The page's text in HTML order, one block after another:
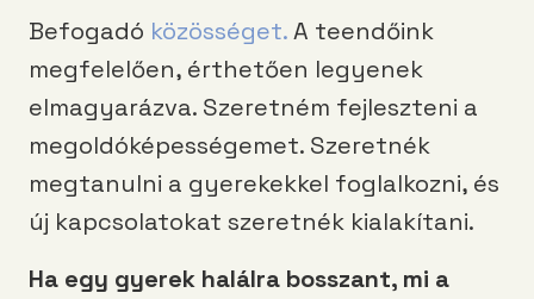
Befogadó közösséget.A teendőink
megfelelően, érthetően legyenek
elmagyarázva. Szeretném fejleszteni a
megoldóképességemet. Szeretnék
megtanulni a gyerekekkel foglalkozni, és
új kapcsolatokat szeretnék kialakítani.
Ha egy gyerek halálra bosszant, mi a